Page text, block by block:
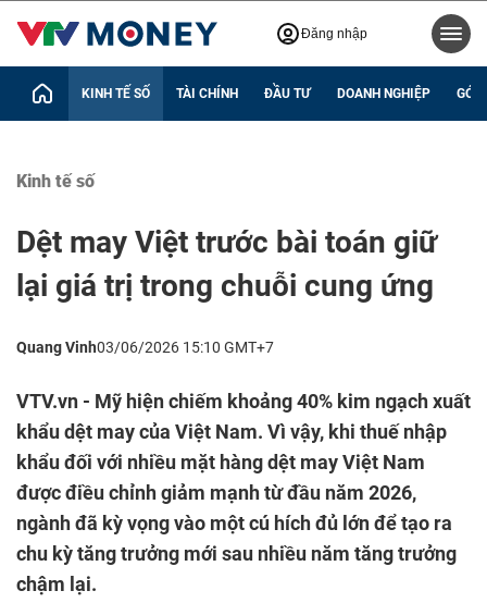
Đăng nhập
KINH TẾ SỐ TÀI CHÍNH ĐẦU TƯ DOANH NGHIỆP GÓC
Kinh tế số
Dệt may Việt trước bài toán giữ
lại giá trị trong chuỗi cung ứng
Quang Vinh03/06/2026 15:10 GMT+7
VTV.vn - Mỹ hiện chiếm khoảng 40% kim ngạch xuất
khẩu dệt may của Việt Nam. Vì vậy, khi thuế nhập
khẩu đối với nhiều mặt hàng dệt may Việt Nam
được điều chỉnh giảm mạnh từ đầu năm 2026,
ngành đã kỳ vọng vào một cú hích đủ lớn để tạo ra
chu kỳ tăng trưởng mới sau nhiều năm tăng trưởng
chậm lại.